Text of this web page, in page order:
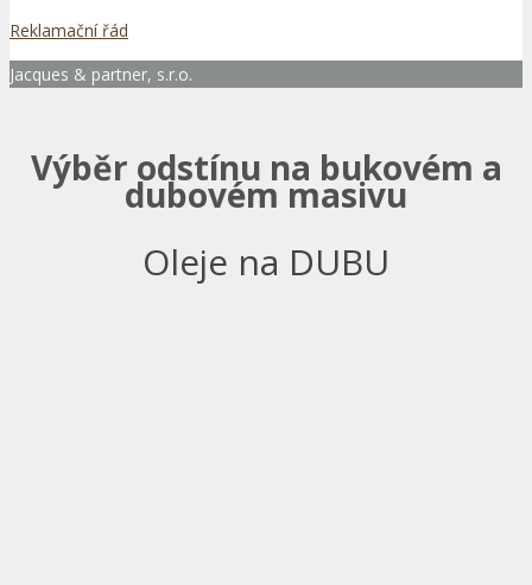
Reklamační řád
Jacques & partner, s.r.o.
Výběr odstínu na bukovém a
dubovém masivu
Oleje na DUBU